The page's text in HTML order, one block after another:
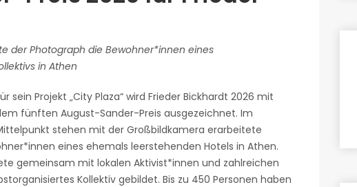
der Photograph die Bewohner*innen eines
in Athen
sein Projekt „City Plaza“ wird Frieder Bickhardt 2026 mit
fünften August-Sander-Preis ausgezeichnet. Im
stehen mit der Großbildkamera erarbeitete
eines ehemals leerstehenden Hotels in Athen.
gemeinsam mit lokalen Aktivist*innen und zahlreichen
Kollektiv gebildet. Bis zu 450 Personen haben